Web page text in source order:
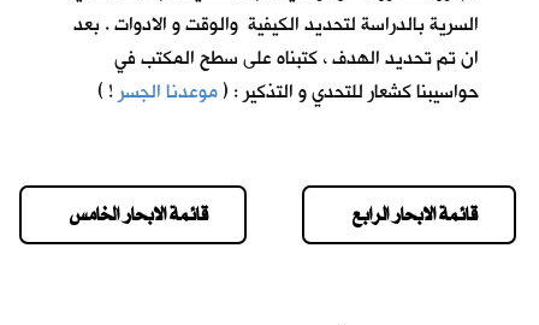
السرية بالدراسة لتحديد الكيفية والوقت و الادوات . بعد
ان تم تحديد الهدف ، كتبناه على سطح المكتب في
حواسيبنا كشعار للتحدي و التذكير : (موعدنا الجسر!
)
قائمة الابحار الخامس قائمة الابحار الرابع